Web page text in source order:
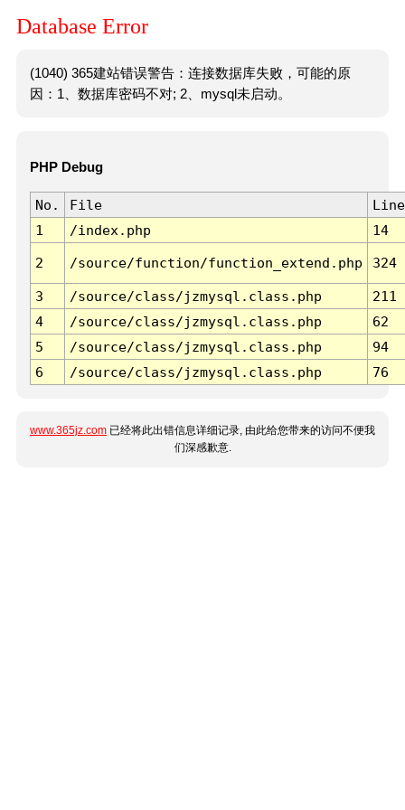
Database Error
(1040) 365建站错误警告：连接数据库失败，可能的原
因：1、数据库密码不对; 2、mysql未启动。
PHP Debug
No. File
Line
1
/index.php 14
2 /source/function/function_extend.php 324
3 /source/class/jzmysql.class.php
211
4
/source/class/jzmysql.class.php
62
5
/source/class/jzmysql.class.php
94
6
/source/class/jzmysql.class.php 76
www.365jz.com 已经将此出错信息详细记录, 由此给您带来的访问不便我
们深感歉意.